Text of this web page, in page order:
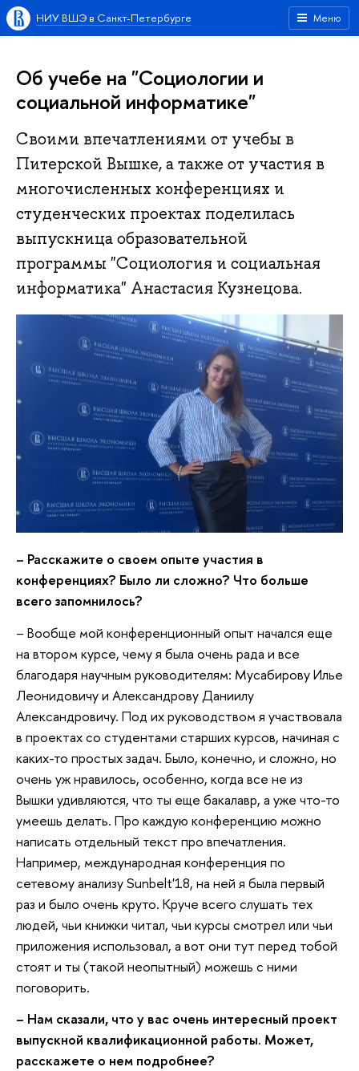
Меню
НИУ ВШЭ в Санкт-Петербурге
Об учебе на "Социологии и
социальной информатике"
Своими впечатлениями от учебы в
Питерской Вышке, а также от участия в
многочисленных конференциях и
студенческих проектах поделилась
выпускница образовательной
программы "Социология и социальная
информатика" Анастасия Кузнецова.
– Расскажите о своем опыте участия в
конференциях? Было ли сложно? Что больше
всего запомнилось?
– Вообще мой конференционный опыт начался еще
на втором курсе, чему я была очень рада и все
благодаря научным руководителям: Мусабирову Илье
Леонидовичу и Александрову Даниилу
Александровичу. Под их руководством я участвовала
в проектах со студентами старших курсов, начиная с
каких-то простых задач. Было, конечно, и сложно, но
очень уж нравилось, особенно, когда все не из
Вышки удивляются, что ты еще бакалавр, а уже что-то
умеешь делать. Про каждую конференцию можно
написать отдельный текст про впечатления.
Например, международная конференция по
сетевому анализу Sunbelt'18, на ней я была первый
раз и было очень круто. Круче всего слушать тех
людей, чьи книжки читал, чьи курсы смотрел или чьи
приложения использовал, а вот они тут перед тобой
стоят и ты (такой неопытный) можешь с ними
поговорить.
– Нам сказали, что у вас очень интересный проект
выпускной квалификационной работы. Может,
расскажете о нем подробнее?